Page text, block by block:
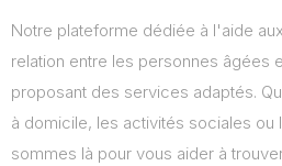
Notre plateforme dédiée à l'aide
relation entre les personnes âgées
proposant des services adaptés.
à domicile, les activités sociales ou
sommes là pour vous aider à